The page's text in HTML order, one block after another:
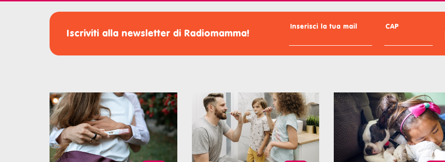
Iscriviti alla newsletter di Radiomamma!
Inserisci la tua mail
CAP